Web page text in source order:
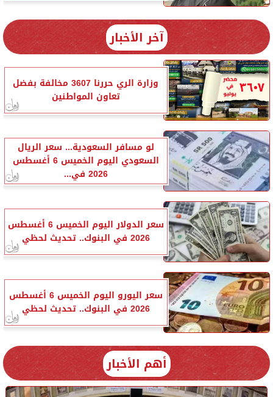
آخر الأخبار
وزارة الري حررنا 3607 مخالفة بفضل
تعاون المواطنين
لو مسافر السعودية... سعر الريال
السعودي اليوم الخميس 6 أغسطس
2026 في...
سعر الدولار اليوم الخميس 6 أغسطس
2026 في البنوك.. تحديث لحظي
سعر اليورو اليوم الخميس 6 أغسطس
2026 في البنوك.. تحديث لحظي
أهم الأخبار